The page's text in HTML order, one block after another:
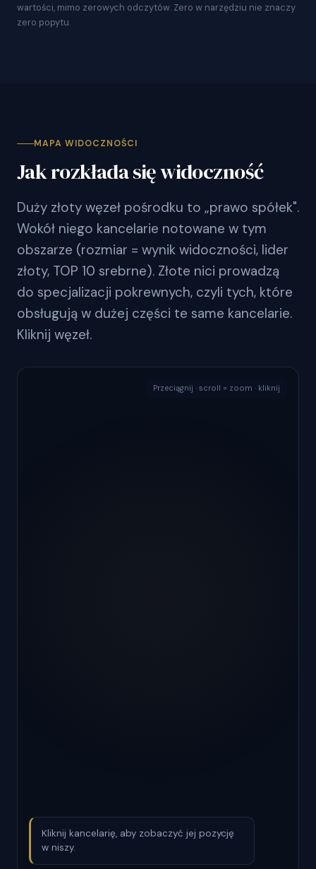
wartości, mimo zerowych odczytów. Zero w narzędziu nie znaczy
zero popytu.
MAPA WIDOCZNOŚCI
Jak rozkłada się widoczność
Duży złoty węzeł pośrodku to „prawo spółek".
Wokół niego kancelarie notowane w tym
obszarze (rozmiar = wynik widoczności, lider
złoty, TOP 10 srebrne). Złote nici prowadzą
do specjalizacji pokrewnych, czyli tych, które
obsługują w dużej części te same kancelarie.
Kliknij węzeł.
Kliknij kancelarię, aby zobaczyć jej pozycję
w niszy.
Przeciągnij · scroll = zoom · kliknij